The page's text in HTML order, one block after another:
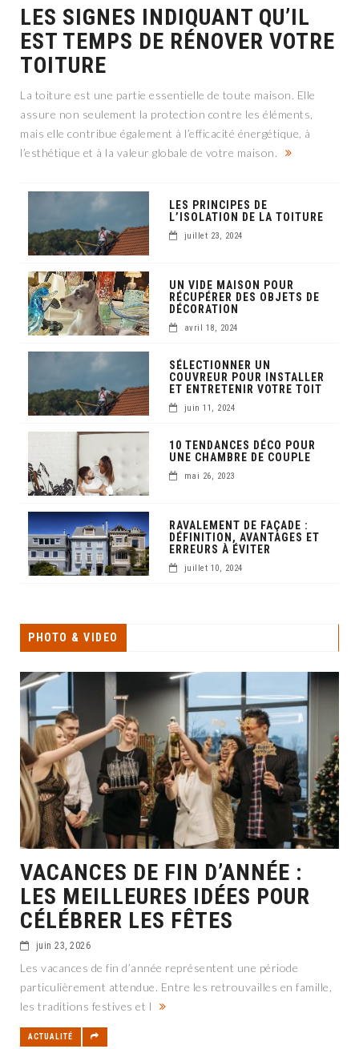
LES SIGNES INDIQUANT QU’IL
EST TEMPS DE RÉNOVER VOTRE
TOITURE
La toiture est une partie essentielle de toute maison. Elle
assure non seulement la protection contre les éléments,
mais elle contribue également à l’efficacité énergétique, à
l’esthétique et à la valeur globale de votre maison.
LES PRINCIPES DE
L’ISOLATION DE LA TOITURE
juillet 23, 2024
UN VIDE MAISON POUR
RÉCUPÉRER DES OBJETS DE
DÉCORATION
avril 18, 2024
SÉLECTIONNER UN
COUVREUR POUR INSTALLER
ET ENTRETENIR VOTRE TOIT
juin 11, 2024
10 TENDANCES DÉCO POUR
UNE CHAMBRE DE COUPLE
mai 26, 2023
RAVALEMENT DE FAÇADE :
DÉFINITION, AVANTAGES ET
ERREURS À ÉVITER
juillet 10, 2024
PHOTO & VIDEO
VACANCES DE FIN D’ANNÉE :
LES MEILLEURES IDÉES POUR
CÉLÉBRER LES FÊTES
juin 23, 2026
Les vacances de fin d’année représentent une période
particulièrement attendue. Entre les retrouvailles en famille,
les traditions festives et l
ACTUALITÉ